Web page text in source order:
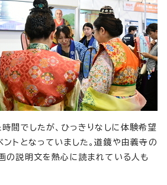
間でしたが、ひっきりなしに体験希望
ントとなっていました。道鏡や由義寺の
の説明文を熱心に読まれている人も